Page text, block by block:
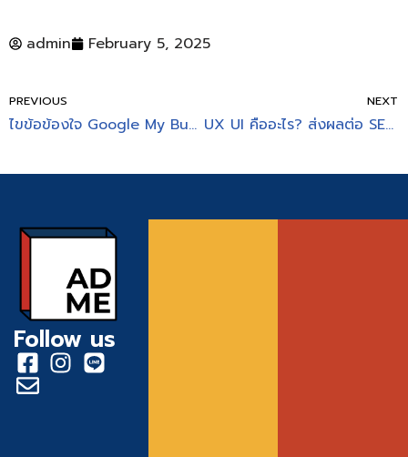
admin February 5, 2025
PREVIOUS
ไขข้อข้องใจ Google My Business ปักหมุดแล้วมันดีอย่างไร
NEXT
UX UI คืออะไร? ส่งผลต่อ SEO อย่างไร คำตอบที่ไม่ควรพลาด
Follow us